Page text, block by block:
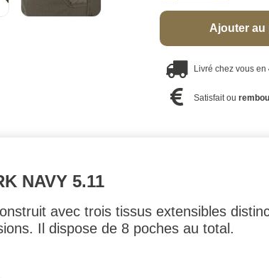
Ajouter au
Livré chez vous en
Satisfait ou
NAVY 5.11
avec trois tissus extensibles
Il dispose de 8 poches au total.